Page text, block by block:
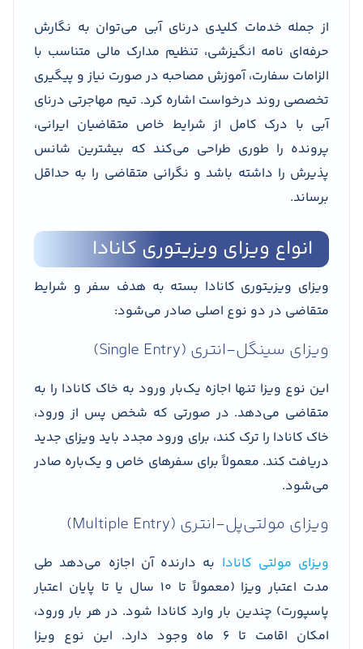
از جمله خدمات کلیدی درنای آبی می‌توان به نگارش
حرفه‌ای نامه انگیزشی، تنظیم مدارک مالی متناسب با
الزامات سفارت، آموزش مصاحبه در صورت نیاز و پیگیری
تخصصی روند درخواست اشاره کرد. تیم مهاجرتی درنای
آبی با درک کامل از شرایط خاص متقاضیان ایرانی،
پرونده را طوری طراحی می‌کند که بیشترین شانس
پذیرش را داشته باشد و نگرانی متقاضی را به حداقل
برساند.
انواع ویزای ویزیتوری کانادا
ویزای ویزیتوری کانادا بسته به هدف سفر و شرایط
متقاضی در دو نوع اصلی صادر می‌شود:
ویزای سینگل-انتری (Single Entry)
این نوع ویزا تنها اجازه یک‌بار ورود به خاک کانادا را به
متقاضی می‌دهد. در صورتی که شخص پس از ورود،
خاک کانادا را ترک کند، برای ورود مجدد باید ویزای جدید
دریافت کند. معمولاً برای سفرهای خاص و یک‌باره صادر
می‌شود.
ویزای مولتی‌پل-انتری (Multiple Entry)
ویزای مولتی کانادا به دارنده آن اجازه می‌دهد طی
مدت اعتبار ویزا (معمولاً تا ۱۰ سال یا تا پایان اعتبار
پاسپورت) چندین بار وارد کانادا شود. در هر بار ورود،
امکان اقامت تا ۶ ماه وجود دارد. این نوع ویزا